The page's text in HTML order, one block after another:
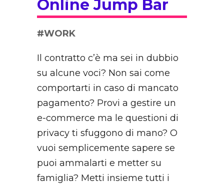
Online Jump Bar
#WORK
Il contratto c’è ma sei in dubbio
su alcune voci? Non sai come
comportarti in caso di mancato
pagamento? Provi a gestire un
e-commerce ma le questioni di
privacy ti sfuggono di mano? O
vuoi semplicemente sapere se
puoi ammalarti e metter su
famiglia? Metti insieme tutti i